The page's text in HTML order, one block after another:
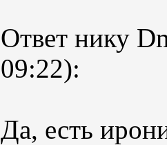
Ответ нику
09:22):
Да, есть